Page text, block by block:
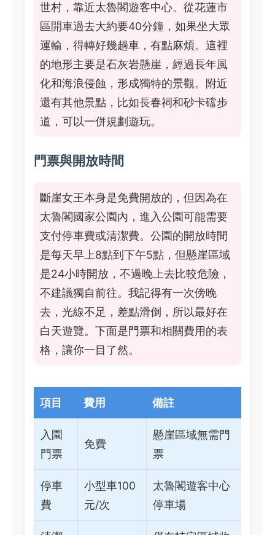
世村，靠近太魯閣遊客中心。從花蓮市
區開車過去大約要40分鐘，如果坐大眾
運輸，得轉好幾趟車，有點麻煩。這裡
的地形主要是石灰岩懸崖，經過長年風
化和海浪侵蝕，形成獨特的景觀。附近
還有其他景點，比如長春祠和砂卡礑步
道，可以一併規劃遊玩。
門票與開放時間
斷崖女王本身是免費開放的，但因為在
太魯閣國家公園內，進入公園可能需要
支付停車費或清潔費。公園的開放時間
是每天早上8點到下午5點，但懸崖區域
是24小時開放，不過晚上去比較危險，
不建議獨自前往。我記得有一次傍晚
去，光線不足，差點滑倒，所以最好在
白天遊覽。下面是門票和相關費用的表
格，讓你一目了然。
項目 費用 備註
入園
門票
免費
懸崖區域無需門
票
停車
費
小型車100
元/次
太魯閣遊客中心
停車場